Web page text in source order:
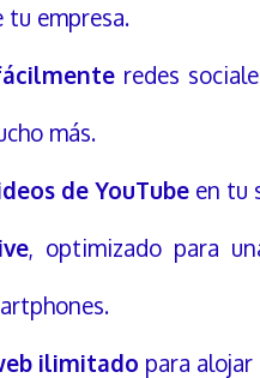
empresa.
redes
más.
de YouTubeen tu
, optimizado para
ilimitado para